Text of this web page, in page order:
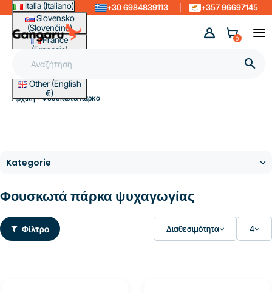
Italia (Italiano)
Slovensko
(Slovenčina)
France
(Français)
Magyarország
(Magyar)
Other (English
€)
+30 6984839113 +357 96697145

0
Αρχική Φουσκωτά πάρκα
Φουσκωτά πάρκα ψυχαγωγίας
Φίλτρο Διαθεσιμότητα 4